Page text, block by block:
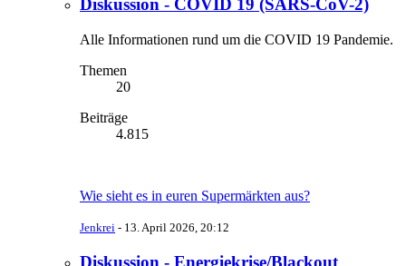
Diskussion - COVID 19 (SARS-CoV-2)
Alle Informationen rund um die COVID 19 Pandemie.
Themen
20
Beiträge
4.815
Wie sieht es in euren Supermärkten aus?
Jenkrei - 13. April 2026, 20:12
Diskussion - Energiekrise/Blackout